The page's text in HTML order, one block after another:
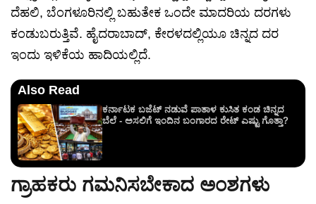
ದೆಹಲಿ, ಬೆಂಗಳೂರಿನಲ್ಲಿ ಬಹುತೇಕ ಒಂದೇ ಮಾದರಿಯ ದರಗಳು
ಕಂಡುಬರುತ್ತಿವೆ. ಹೈದರಾಬಾದ್, ಕೇರಳದಲ್ಲಿಯೂ ಚಿನ್ನದ ದರ
ಇಂದು ಇಳಿಕೆಯ ಹಾದಿಯಲ್ಲಿದೆ.
Also Read
ಕರ್ನಾಟಕ ಬಜೆಟ್ ನಡುವೆ ಪಾತಾಳ ಕುಸಿತ ಕಂಡ ಚಿನ್ನದ
ಬೆಲೆ - ಅಸಲಿಗೆ ಇಂದಿನ ಬಂಗಾರದ ರೇಟ್ ಎಷ್ಟು ಗೊತ್ತಾ?
ಗ್ರಾಹಕರು ಗಮನಿಸಬೇಕಾದ ಅಂಶಗಳು